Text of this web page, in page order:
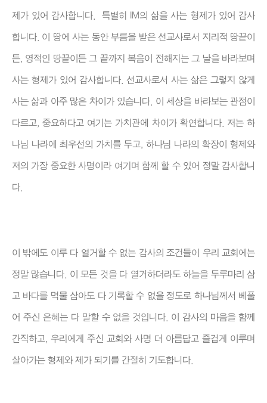
제가 있어 감사합니다. 특별히 IM의 삶을 사는 형제가 있어 감사
합니다. 이 땅에 사는 동안 부름을 받은 선교사로서 지리적 땅끝이
든, 영적인 땅끝이든 그 끝까지 복음이 전해지는 그 날을 바라보며
사는 형제가 있어 감사합니다. 선교사로서 사는 삶은 그렇지 않게
사는 삶과 아주 많은 차이가 있습니다. 이 세상을 바라보는 관점이
다르고, 중요하다고 여기는 가치관에 차이가 확연합니다. 저는 하
나님 나라에 최우선의 가치를 두고, 하나님 나라의 확장이 형제와
저의 가장 중요한 사명이라 여기며 함께 할 수 있어 정말 감사합니
다.
이 밖에도 이루 다 열거할 수 없는 감사의 조건들이 우리 교회에는
정말 많습니다. 이 모든 것을 다 열거하더라도 하늘을 두루마리 삼
고 바다를 먹물 삼아도 다 기록할 수 없을 정도로 하나님께서 베풀
어 주신 은혜는 다 말할 수 없을 것입니다. 이 감사의 마음을 함께
간직하고, 우리에게 주신 교회와 사명 더 아름답고 즐겁게 이루며
살아가는 형제와 제가 되기를 간절히 기도합니다.